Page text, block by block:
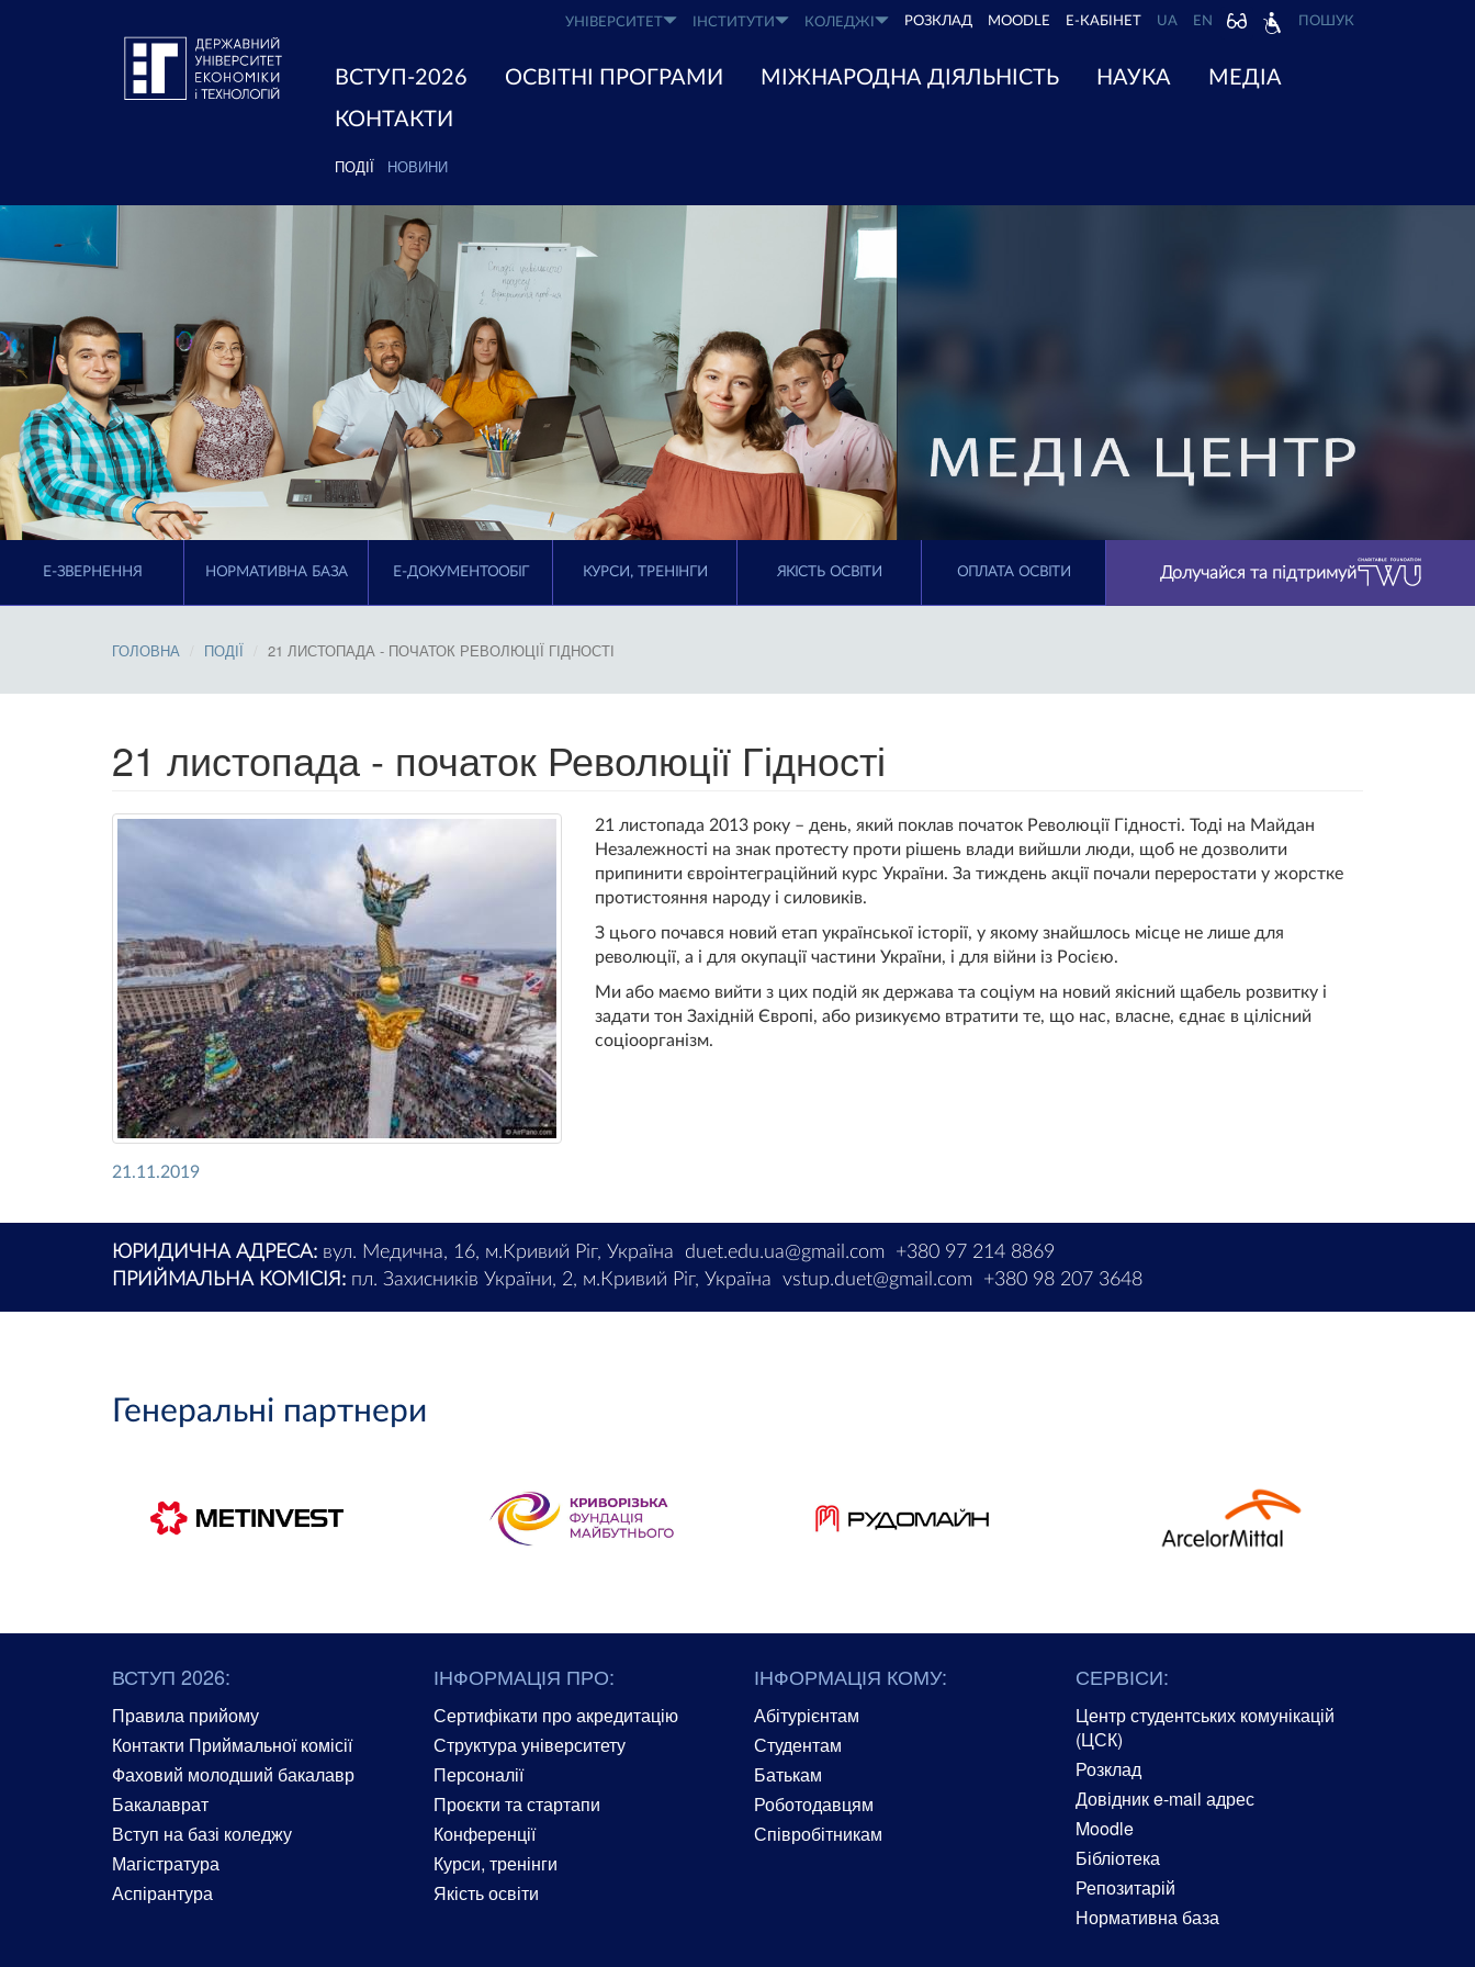
УНІВЕРСИТЕТ ІНСТИТУТИ КОЛЕДЖІ РОЗКЛАД MOODLE Е-КАБІНЕТ UA EN ПОШУК
ВСТУП-2026 ОСВІТНІ ПРОГРАМИ МІЖНАРОДНА ДІЯЛЬНІСТЬ НАУКА
МЕДІА
КОНТАКТИ
ПОДІЇ НОВИНИ
E-ЗВЕРНЕННЯ НОРМАТИВНА БАЗА Е-ДОКУМЕНТООБІГ КУРСИ, ТРЕНІНГИ ЯКІСТЬ ОСВІТИ ОПЛАТА ОСВІТИ Долучайся та підтримуй
ГОЛОВНА ПОДІЇ 21 ЛИСТОПАДА - ПОЧАТОК РЕВОЛЮЦІЇ ГІДНОСТІ
21 листопада - початок Революції Гідності
21 листопада 2013 року – день, який поклав початок Революції Гідності. Тоді на Майдан
Незалежності на знак протесту проти рішень влади вийшли люди, щоб не дозволити
припинити євроінтеграційний курс України. За тиждень акції почали переростати у жорстке
протистояння народу і силовиків.
З цього почався новий етап української історії, у якому знайшлось місце не лише для
революції, а і для окупації частини України, і для війни із Росією.
Ми або маємо вийти з цих подій як держава та соціум на новий якісний щабель розвитку і
задати тон Західній Європі, або ризикуємо втратити те, що нас, власне, єднає в цілісний
соціоорганізм.
21.11.2019
ЮРИДИЧНА АДРЕСА: вул. Медична, 16, м.Кривий Ріг, Україна duet.edu.ua@gmail.com
+380 97 214 8869
ПРИЙМАЛЬНА КОМІСІЯ: пл. Захисників України, 2, м.Кривий Ріг, Україна vstup.duet@gmail.com +380 98 207 3648
Генеральні партнери
ВСТУП 2026:
Правила прийому
Контакти Приймальної комісії
Фаховий молодший бакалавр
Бакалаврат
Вступ на базі коледжу
Магістратура
Аспірантура
ІНФОРМАЦІЯ ПРО:
Сертифікати про акредитацію
Структура університету
Персоналії
Проєкти та стартапи
Конференції
Курси, тренінги
Якість освіти
ІНФОРМАЦІЯ КОМУ:
Абітурієнтам
Студентам
Батькам
Роботодавцям
Співробітникам
СЕРВІСИ:
Центр студентських комунікацій
(ЦСК)
Розклад
Довідник e-mail адрес
Moodle
Бібліотека
Репозитарій
Нормативна база